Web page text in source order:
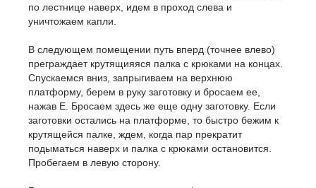
по лестнице наверх, идем в проход слева и
уничтожаем капли.
В следующем помещении путь вперд (точнее влево)
преграждает крутящияяся палка с крюками на концах.
Спускаемся вниз, запрыгиваем на верхнюю
платформу, берем в руку заготовку и бросаем ее,
нажав E. Бросаем здесь же еще одну заготовку. Если
заготовки остались на платформе, то быстро бежим к
крутящейся палке, ждем, когда пар прекратит
подыматься наверх и палка с крюками остановится.
Пробегаем в левую сторону.